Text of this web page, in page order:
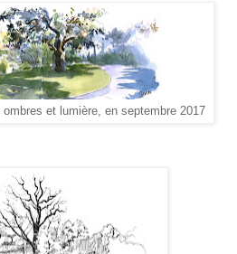
et lumière, en septembre 2017